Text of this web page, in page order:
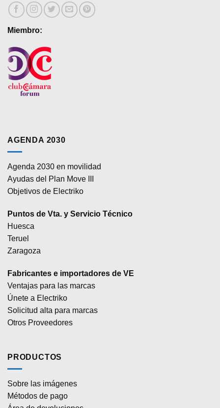
Miembro:
AGENDA 2030
Agenda 2030 en movilidad
Ayudas del Plan Move III
Objetivos de Electriko
Puntos de Vta. y Servicio Técnico
Huesca
Teruel
Zaragoza
Fabricantes e importadores de VE
Ventajas para las marcas
Únete a Electriko
Solicitud alta para marcas
Otros Proveedores
PRODUCTOS
Sobre las imágenes
Métodos de pago